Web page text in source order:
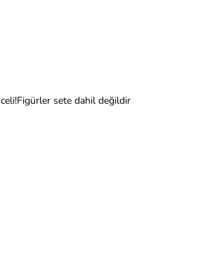
​Figürler sete dahil değildir